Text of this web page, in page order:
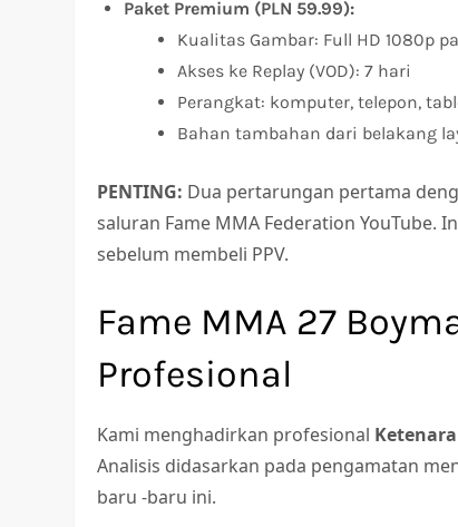
Paket Premium (PLN 59.99):
Kualitas Gambar: Full HD 1080p
Akses ke Replay (VOD): 7 hari
Perangkat: komputer, telepon,
Bahan tambahan dari belakang
PENTING: Dua pertarungan pertama
saluran Fame MMA Federation YouTube.
sebelum membeli PPV.
Fame MMA 27
Profesional
Kami menghadirkan profesional
Analisis didasarkan pada pengamatan
baru -baru ini.